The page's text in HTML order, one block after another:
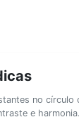
no círculo
e harmonia.